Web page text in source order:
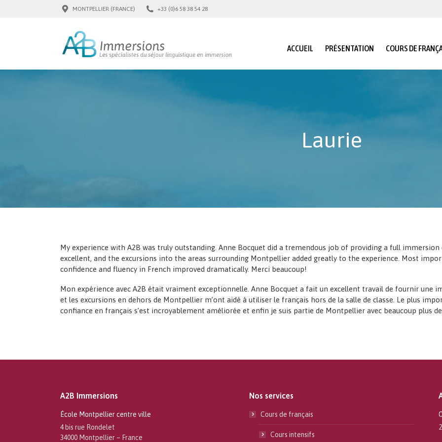
MONTPELLIER (FRANCE) +33 (0)6 58 38 54 28
ACCUEIL PRÉSENTATION COURS DE
Laurie
My experience with A2B was truly outstanding. Anne Bocquet did a tremendous job of providing a full
excellent, and the excursions into the areas surrounding Montpellier added greatly to the experience. Most
confidence and fluency in French improved dramatically. Merci beaucoup!
Mon expérience avec A2B était vraiment exceptionnelle. Anne Bocquet a fait un excellent travail de fournir une
et les excursions en dehors de Montpellier m’ont aidé à utiliser le français hors de la salle de classe. Le plus
confiance en français s’est incroyablement améliorée et enfin je suis partie de Montpellier avec beaucoup plus
A2B Immersions
École Montpellier centre ville
4 bis rue Rondelet
34000 Montpellier – France
Nos services
Cours de français
Cours intensifs